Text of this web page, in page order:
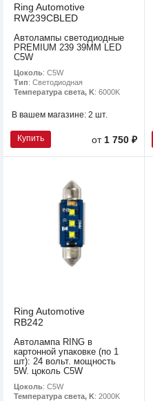
Ring Automotive
RW239CBLED
Автолампы светодиодные
PREMIUM 239 39MM LED
C5W
Цоколь: C5W
Тип: Светодиодная
Температура света, K: 6000K
В вашем магазине: 2 шт.
Купить от1 750 ₽
Ring Automotive
RB242
Автолампа RING в
картонной упаковке (по 1
шт): 24 вольт. мощность
5W. цоколь C5W
Цоколь: C5W
Температура света, K: 2000K